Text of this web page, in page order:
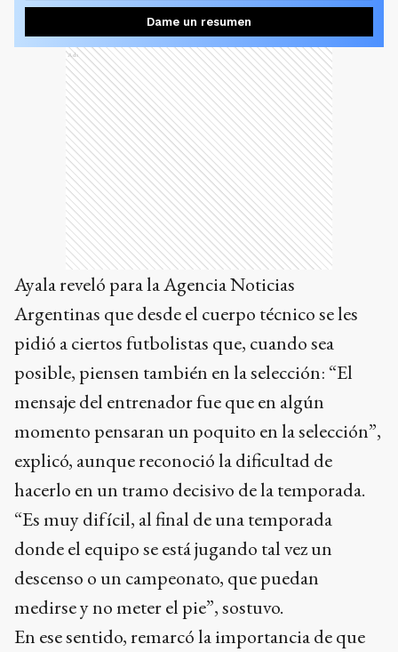
Dame un resumen
Ads
Ayala reveló para la Agencia Noticias
Argentinas que desde el cuerpo técnico se les
pidió a ciertos futbolistas que, cuando sea
posible, piensen también en la selección: “El
mensaje del entrenador fue que en algún
momento pensaran un poquito en la selección”,
explicó, aunque reconoció la dificultad de
hacerlo en un tramo decisivo de la temporada.
“Es muy difícil, al final de una temporada
donde el equipo se está jugando tal vez un
descenso o un campeonato, que puedan
medirse y no meter el pie”, sostuvo.
En ese sentido, remarcó la importancia de que